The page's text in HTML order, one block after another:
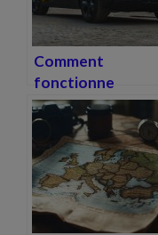
Comment
fonctionne
l’indemnisation
après un accident
de la route ?